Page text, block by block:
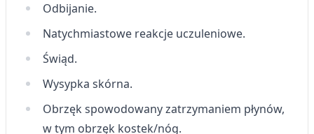
Odbijanie.
Natychmiastowe reakcje uczuleniowe.
Świąd.
Wysypka skórna.
Obrzęk spowodowany zatrzymaniem płynów,
w tym obrzęk kostek/nóg.